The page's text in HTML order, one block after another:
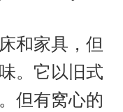
和家具，但
。它以旧式
但有窝心的